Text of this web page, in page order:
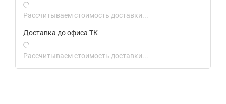
Рассчитываем стоимость доставки...
Доставка до офиса ТК
Рассчитываем стоимость доставки...